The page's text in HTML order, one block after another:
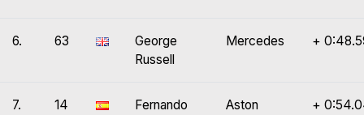
6. 63
George
Russell
Mercedes +
7. 14
Fernando
Aston
+